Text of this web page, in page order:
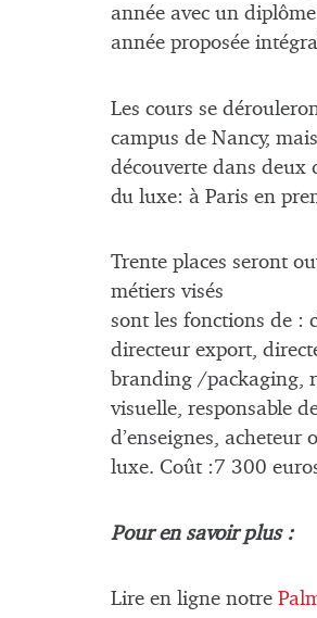
année avec un
année proposée
Les cours se
campus de Nancy,
découverte dans deux
du luxe: à Paris en
Trente places seront
métiers visés
sont les fonctions de :
directeur export,
branding /packaging,
visuelle, responsable
d’enseignes, acheteur
luxe. Coût :7 300
Pour en savoir plus :
Lire en ligne notre